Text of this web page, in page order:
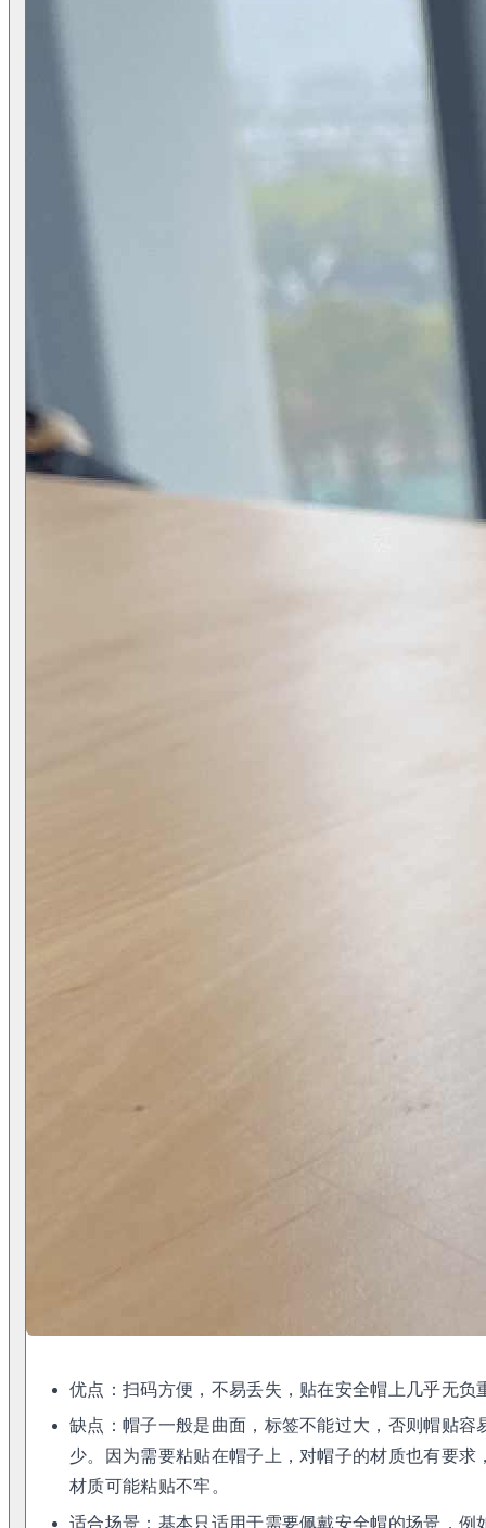
优点：扫码方便，不易丢失，贴在安全帽上几乎无负
缺点：帽子一般是曲面，标签不能过大，否则帽贴容
少。因为需要粘贴在帽子上，对帽子的材质也有要
材质可能粘贴不牢。
适合场景：基本只适用于需要佩戴安全帽的场景，